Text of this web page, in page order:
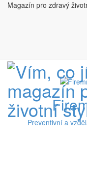
Magazín pro zdravý
Preventivní a